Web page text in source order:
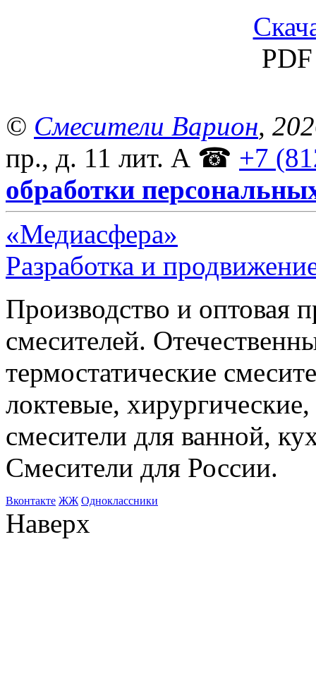
© Смесители Варион,
пр., д. 11 лит. А ☎ +7
обработки
«Медиасфера»
Разработка и
Производство и оптовая
смесителей.
термостатические
локтевые,
смесители для ванной,
Смесители для России.
Bконтакте ЖЖ Одноклассники
Наверх